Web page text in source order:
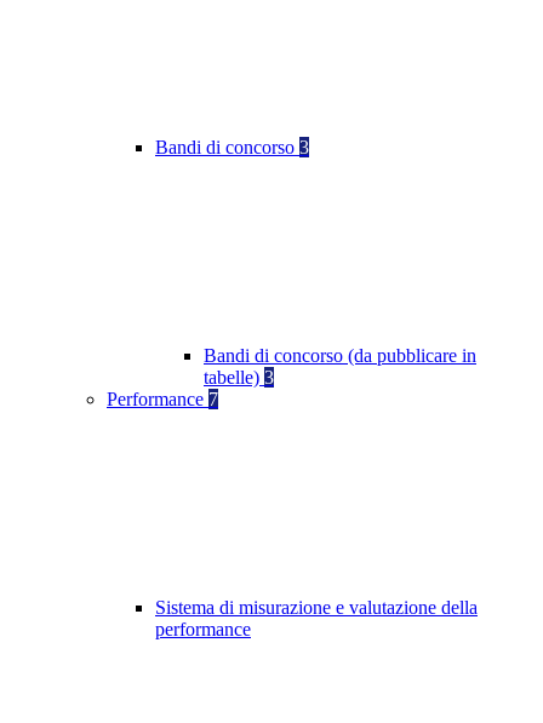
Bandi di concorso 3
Bandi di concorso (da pubblicare in
tabelle) 3
Performance 7
Sistema di misurazione e valutazione della
performance